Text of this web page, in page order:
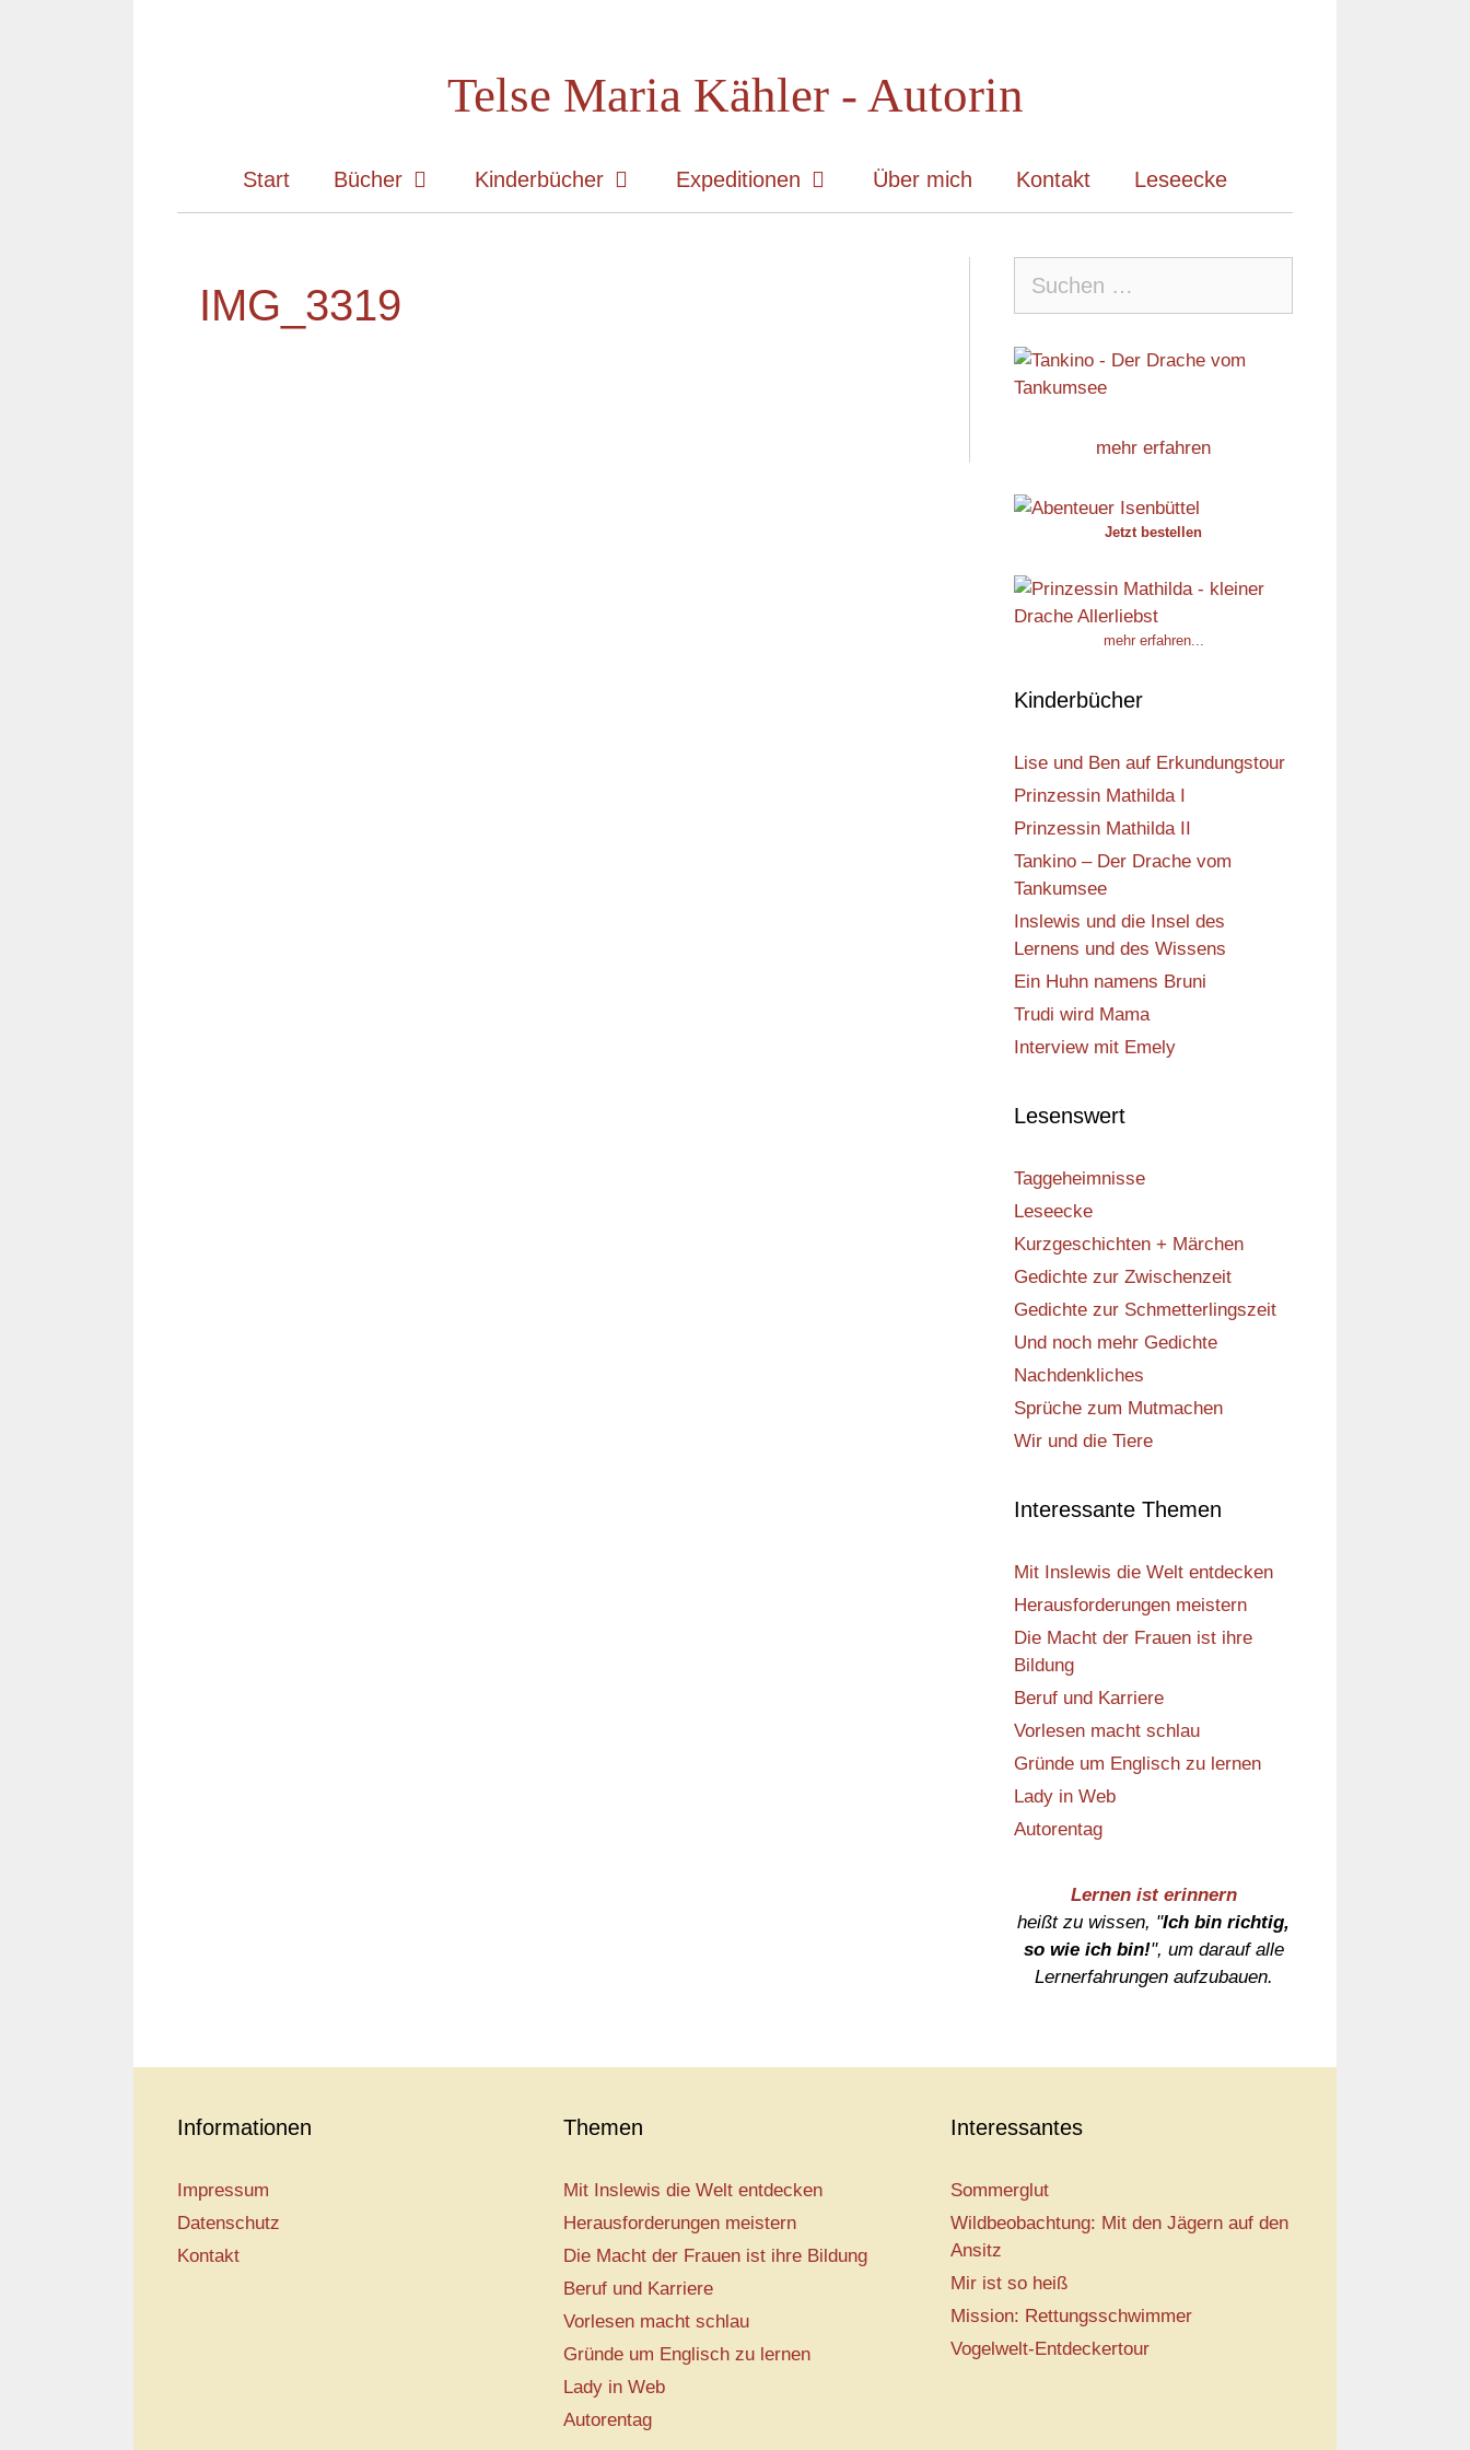
Telse Maria Kähler - Autorin
Start Bücher Kinderbücher Expeditionen Über mich Kontakt Leseecke
IMG_3319
nach:
mehr erfahren
Jetzt bestellen
mehr erfahren...
Kinderbücher
Lise und Ben auf Erkundungstour
Prinzessin Mathilda I
Prinzessin Mathilda II
Tankino – Der Drache vom
Tankumsee
Inslewis und die Insel des
Lernens und des Wissens
Ein Huhn namens Bruni
Trudi wird Mama
Interview mit Emely
Lesenswert
Taggeheimnisse
Leseecke
Kurzgeschichten + Märchen
Gedichte zur Zwischenzeit
Gedichte zur Schmetterlingszeit
Und noch mehr Gedichte
Nachdenkliches
Sprüche zum Mutmachen
Wir und die Tiere
Interessante Themen
Mit Inslewis die Welt entdecken
Herausforderungen meistern
Die Macht der Frauen ist ihre
Bildung
Beruf und Karriere
Vorlesen macht schlau
Gründe um Englisch zu lernen
Lady in Web
Autorentag
Lernen ist erinnern
heißt zu wissen, "Ich bin richtig,
so wie ich bin!", um darauf alle
Lernerfahrungen aufzubauen.
Informationen
Impressum
Datenschutz
Kontakt
Themen
Mit Inslewis die Welt entdecken
Herausforderungen meistern
Die Macht der Frauen ist ihre Bildung
Beruf und Karriere
Vorlesen macht schlau
Gründe um Englisch zu lernen
Lady in Web
Autorentag
Interessantes
Sommerglut
Wildbeobachtung: Mit den Jägern auf den
Ansitz
Mir ist so heiß
Mission: Rettungsschwimmer
Vogelwelt-Entdeckertour